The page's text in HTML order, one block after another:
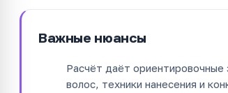
Важные нюансы
Расчёт даёт ориентировочные
волос, техники нанесения и